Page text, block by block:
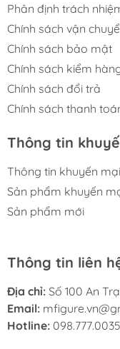
Phân định trách
Chính sách vận
Chính sách bảo mật
Chính sách kiểm
Chính sách đổi trả
Chính sách thanh
Thông tin
Thông tin khuyến mại
Sản phẩm khuyến
Sản phẩm mới
Thông tin liên
Địa chỉ: Số 100 An
Email:
Hotline: 098.777.0035